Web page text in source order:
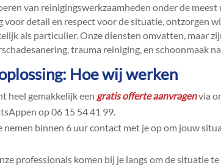
van reinigingswerkzaamheden onder de meest
voor detail en respect voor de situatie, ontzorgen
als particulier.​ Onze diensten omvatten, maar
trauma reiniging, en schoonmaak
Hoe wij werken
heel gemakkelijk een gratis offerte aanvragenvia
op 06 15 54 41 99.​
nemen binnen 6 uur contact met je op om jouw
professionals komen bij je langs om de situatie